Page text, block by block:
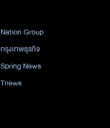
Nation Group
กรุงเทพธุรกิจ
Spring News
Tnews